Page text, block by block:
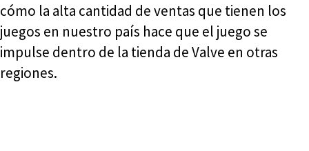
cómo la alta cantidad de ventas que tienen los
juegos en nuestro país hace que el juego se
impulse dentro de la tienda de Valve en otras
regiones.